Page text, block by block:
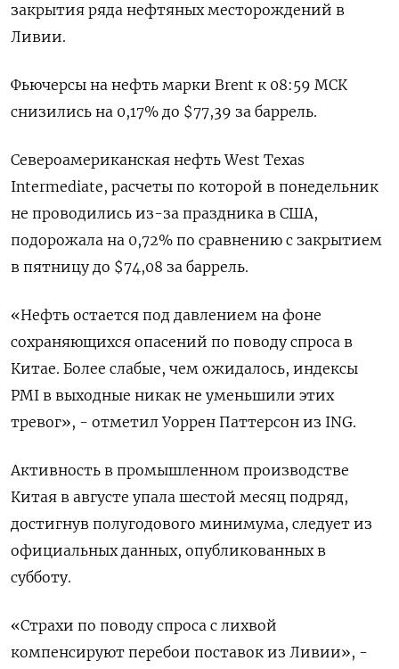
закрытия ряда нефтяных месторождений в
Ливии.
Фьючерсы на нефть марки Brent к 08:59 МСК
снизились на 0,17% до $77,39 за баррель.
Североамериканская нефть West Texas
Intermediate, расчеты по которой в понедельник
не проводились из-за праздника в США,
подорожала на 0,72% по сравнению с закрытием
в пятницу до $74,08 за баррель.
«Нефть остается под давлением на фоне
сохраняющихся опасений по поводу спроса в
Китае. Более слабые, чем ожидалось, индексы
PMI в выходные никак не уменьшили этих
тревог», - отметил Уоррен Паттерсон из ING.
Активность в промышленном производстве
Китая в августе упала шестой месяц подряд,
достигнув полугодового минимума, следует из
официальных данных, опубликованных в
субботу.
«Страхи по поводу спроса с лихвой
компенсируют перебои поставок из Ливии», -